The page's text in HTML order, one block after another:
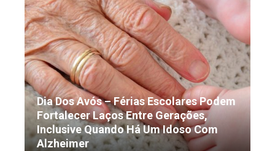
Dia Dos Avós – Férias Escolares Podem
Fortalecer Laços Entre Gerações,
Inclusive Quando Há Um Idoso Com
Alzheimer